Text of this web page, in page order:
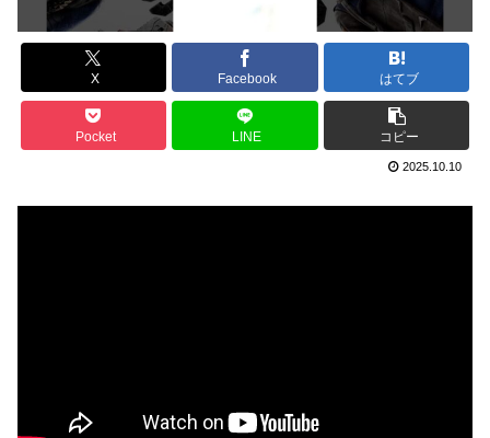
X Facebook はてブ
Pocket LINE コピー
2025.10.10